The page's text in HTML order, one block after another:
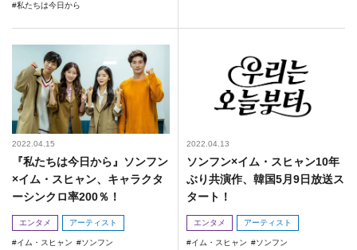
私たちは今日から
2022.04.15
『私たちは今日から』ソンフン
×イム・スヒャン、キャラクタ
ーシンクロ率200％！
エンタメ アーティスト
イム・スヒャン
ソンフン
2022.04.13
ソンフン×イム・スヒャン10年
ぶり共演作、韓国5月9日放送ス
タート！
エンタメ アーティスト
イム・スヒャン
ソンフン